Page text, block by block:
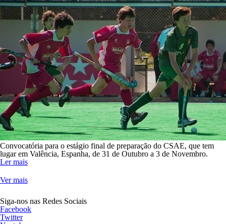
Convocatória para o estágio final de preparação do CSAE, que tem
lugar em Valência, Espanha, de 31 de Outubro a 3 de Novembro.
Ler mais
Ver mais
Siga-nos nas Redes Sociais
Facebook
Twitter